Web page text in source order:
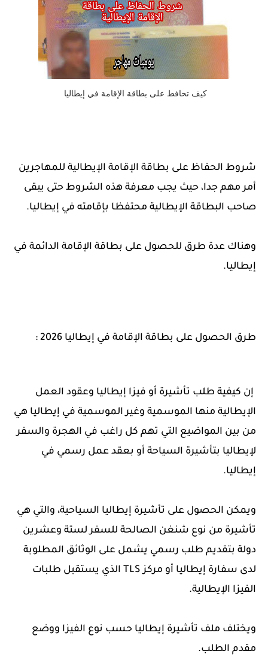
كيف تحافط على بطاقة الإقامة في إيطاليا
شروط الحفاظ على بطاقة الإقامة الإيطالية للمهاجرين
أمر مهم جدا، حيث يجب معرفة هذه الشروط حتى يبقى
صاحب البطاقة الإيطالية محتفظا بإقامته في إيطاليا.
وهناك عدة طرق للحصول على بطاقة الإقامة الدائمة في
إيطاليا.
طرق الحصول على بطاقة الإقامة في إيطاليا 2026 :
إن كيفية طلب تأشيرة أو فيزا إيطاليا وعقود العمل
الإيطالية منها الموسمية وغير الموسمية في إيطاليا هي
من بين المواضيع التي تهم كل راغب في الهجرة والسفر
لإيطاليا بتأشيرة السياحة أو بعقد عمل رسمي في
إيطاليا.
ويمكن الحصول على تأشيرة إيطاليا السياحية، والتي هي
تأشيرة من نوع شنغن الصالحة للسفر لستة وعشرين
دولة بتقديم طلب رسمي يشمل على الوثائق المطلوبة
لدى سفارة إيطاليا أو مركز TLS الذي يستقبل طلبات
الفيزا الإيطالية.
ويختلف ملف تأشيرة إيطاليا حسب نوع الفيزا ووضع
مقدم الطلب.